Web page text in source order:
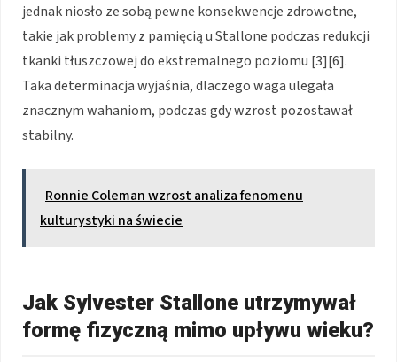
jednak niosło ze sobą pewne konsekwencje zdrowotne,
takie jak problemy z pamięcią u Stallone podczas redukcji
tkanki tłuszczowej do ekstremalnego poziomu [3][6].
Taka determinacja wyjaśnia, dlaczego waga ulegała
znacznym wahaniom, podczas gdy wzrost pozostawał
stabilny.
Ronnie Coleman wzrost analiza fenomenu
kulturystyki na świecie
Jak Sylvester Stallone utrzymywał
formę fizyczną mimo upływu wieku?